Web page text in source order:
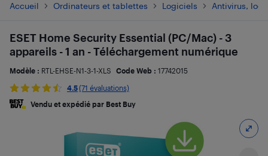
Accueil Ordinateurs et tablettes Logiciels Antivirus,
ESET Home Security Essential (PC/Mac) - 3
appareils - 1 an - Téléchargement numérique
Modèle : RTL-EHSE-N1-3-1-XLS Code Web : 17742015
4.5(71 évaluations)
Vendu et expédié par Best Buy